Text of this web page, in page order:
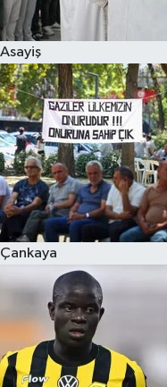
Asayiş
Çankaya